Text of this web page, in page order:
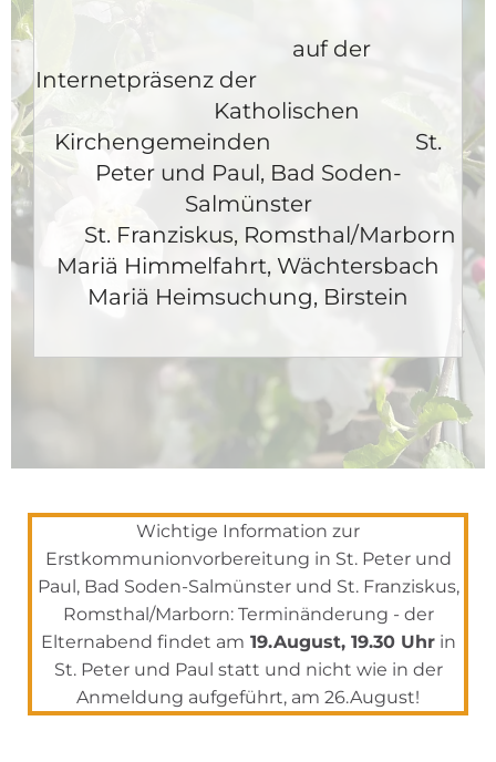
auf der
Internetpräsenz der
Katholischen
Kirchengemeinden St.
Peter und Paul, Bad Soden-
Salmünster
St. Franziskus, Romsthal/Marborn
Mariä Himmelfahrt, Wächtersbach
Mariä Heimsuchung, Birstein
Wichtige Information zur
Erstkommunionvorbereitung in St. Peter und
Paul, Bad Soden-Salmünster und St. Franziskus,
Romsthal/Marborn: Terminänderung - der
Elternabend findet am 19.August, 19.30 Uhrin
St. Peter und Paul statt und nicht wie in der
Anmeldung aufgeführt, am 26.August!